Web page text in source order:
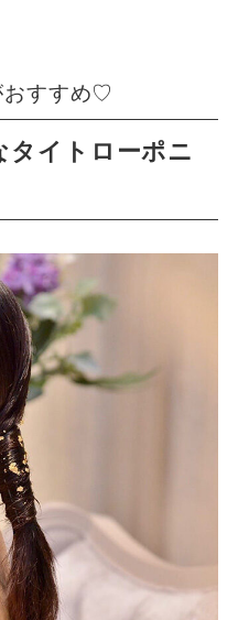
おすすめ♡
イトローポニ